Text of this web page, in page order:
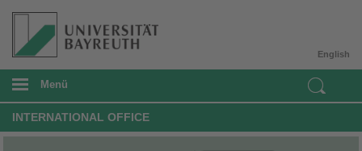
English
Menü
INTERNATIONAL OFFICE